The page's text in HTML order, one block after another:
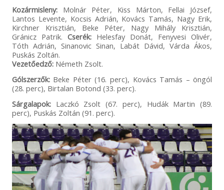
Kozármisleny:Molnár Péter, Kiss Márton, Fellai József,
Lantos Levente, Kocsis Adrián, Kovács Tamás, Nagy Erik,
Kirchner Krisztián, Beke Péter, Nagy Mihály Krisztián,
Gránicz Patrik. Cserék:Helesfay Donát, Fenyvesi Olivér,
Tóth Adrián, Sinanovic Sinan, Labát Dávid, Várda Ákos,
Puskás Zoltán.
Vezetőedző:Németh Zsolt.
Gólszerzők:Beke Péter (16. perc), Kovács Tamás – öngól
(28. perc), Birtalan Botond (33. perc).
Sárgalapok:Laczkó Zsolt (67. perc), Hudák Martin (89.
perc), Puskás Zoltán (91. perc).